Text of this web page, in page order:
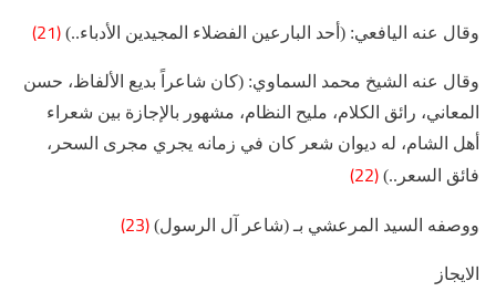
وقال عنه اليافعي: (أحد البارعين الفضلاء المجيدين الأدباء..) (21)
وقال عنه الشيخ محمد السماوي: (كان شاعراً بديع الألفاظ، حسن
المعاني، رائق الكلام، مليح النظام، مشهور بالإجازة بين شعراء
أهل الشام، له ديوان شعر كان في زمانه يجري مجرى السحر،
فائق السعر..) (22)
ووصفه السيد المرعشي بـ (شاعر آل الرسول) (23)
الايجاز